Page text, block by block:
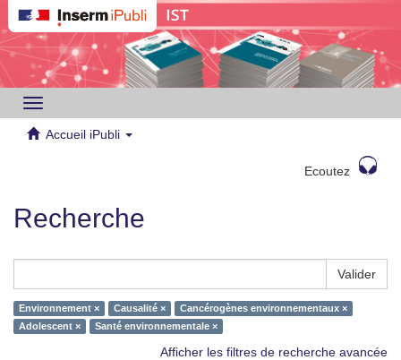
Toggle
navigation
Accueil iPubli
Ecoutez
Recherche
Valider
Environnement × Causalité ×
Cancérogènes environnementaux ×
Adolescent ×
Santé environnementale ×
Afficher les filtres de recherche avancée